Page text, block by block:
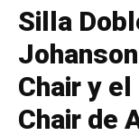
Silla
Chair y
Chair de